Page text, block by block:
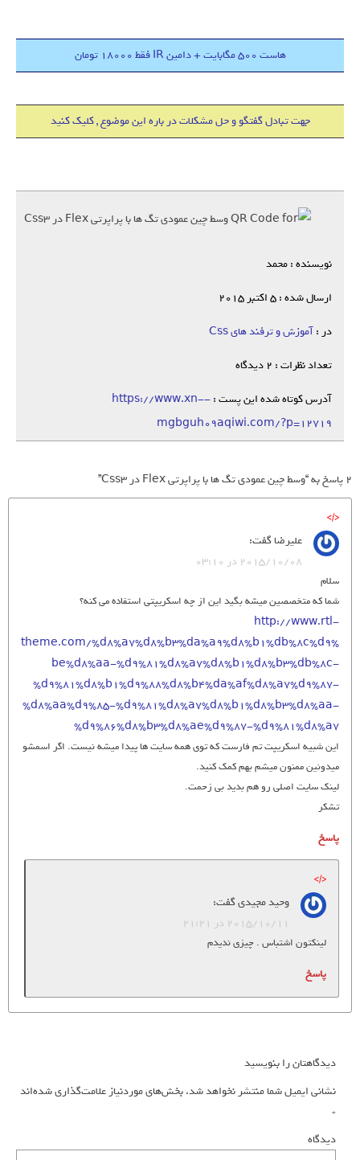
هاست 500 مگابایت + دامین IR فقط 18000 تومان
جهت تبادل گفتگو و حل مشکلات در باره این موضوع , کلیک کنید
نویسنده : محمد
ارسال شده : 5 اکتبر 2015
در :آموزش و ترفند های Css
تعداد نظرات : 2 دیدگاه
آدرس کوتاه شده این پست :https://www.xn--
mgbguh09aqiwi.com/?p=12719
2 پاسخ به “وسط چین عمودی تگ ها با پراپرتی Flex در Css3”
علیرضاگفت:
2015/10/08 در 03:10
سلام
شما که متخصصین میشه بگید این از چه اسکریپتی استفاده می کنه؟
http://www.rtl-
theme.com/%d8%a7%d8%b3%da%a9%d8%b1%db%8c%d9%
be%d8%aa-%d9%81%d8%a7%d8%b1%d8%b3%db%8c-
%d9%81%d8%b1%d9%88%d8%b4%da%af%d8%a7%d9%87-
%d8%aa%d9%85-%d9%81%d8%a7%d8%b1%d8%b3%d8%aa-
%d9%86%d8%b3%d8%ae%d9%87-%d9%81%d8%a7
این شبیه اسکریپت تم فارست که توی همه سایت ها پیدا میشه نیست. اگر اسمشو
میدونین ممنون میشم بهم کمک کنید.
لینک سایت اصلی رو هم بدید بی زحمت.
تشکر
پاسخ
وحید مجیدیگفت:
2015/10/11 در 21:21
لینکتون اشتباس . چیزی ندیدم
پاسخ
دیدگاهتان را بنویسید
نشانی ایمیل شما منتشر نخواهد شد.بخش‌های موردنیاز علامت‌گذاری شده‌اند
*
دیدگاه